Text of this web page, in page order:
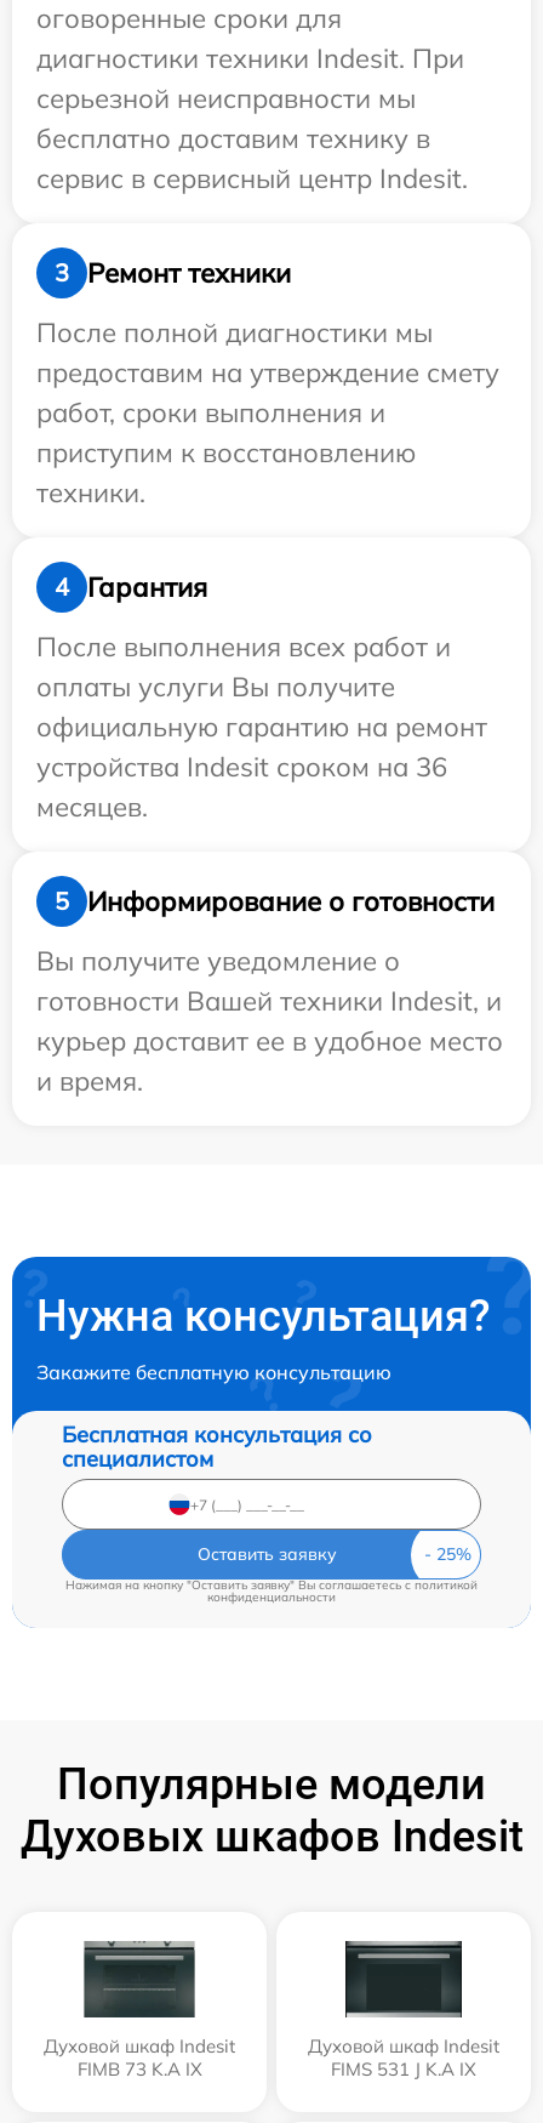
оговоренные сроки для
диагностики техники Indesit. При
серьезной неисправности мы
бесплатно доставим технику в
сервис в сервисный центр Indesit.
3
Ремонт техники
После полной диагностики мы
предоставим на утверждение смету
работ, сроки выполнения и
приступим к восстановлению
техники.
4
Гарантия
После выполнения всех работ и
оплаты услуги Вы получите
официальную гарантию на ремонт
устройства Indesit сроком на 36
месяцев.
5
Информирование о готовности
Вы получите уведомление о
готовности Вашей техники Indesit, и
курьер доставит ее в удобное место
и время.
Нужна консультация?
Закажите бесплатную консультацию
Бесплатная консультация со
специалистом
Оставить заявку
Нажимая на кнопку "Оставить заявку" Вы соглашаетесь c политикой
конфиденциальности
Популярные модели
Духовых шкафов Indesit
Духовой шкаф Indesit
FIMB 73 K.A IX
Духовой шкаф Indesit
FIMS 531 J K.A IX